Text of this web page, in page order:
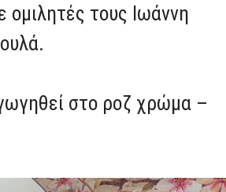
ομιλητές τους Ιωάννη
στο ροζ χρώμα –